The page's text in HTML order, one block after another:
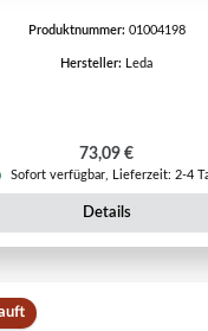
Produktnummer: 01004198
Hersteller: Leda
Regulärer Preis:
73,09 €
Sofort verfügbar, Lieferzeit: 2-4
Details